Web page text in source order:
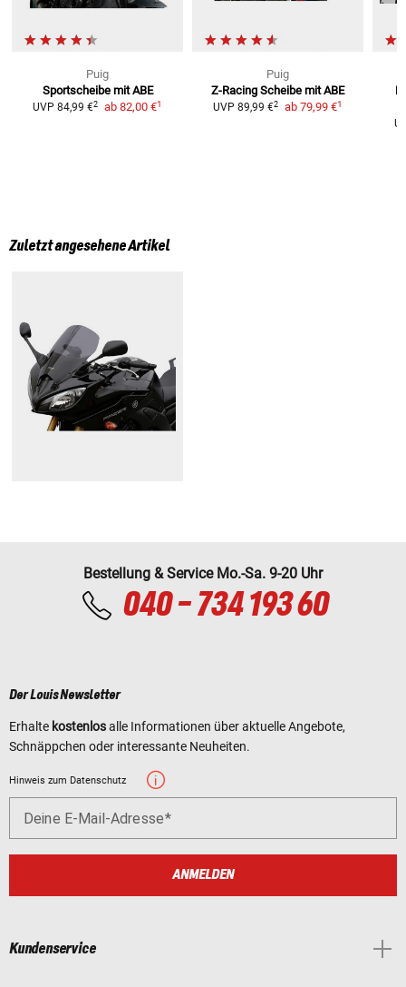
Puig
Sportscheibe mit ABE
UVP 84,99 €2 ab 82,00 €1
Puig
Z-Racing Scheibe mit ABE
UVP 89,99 €2 ab 79,99 €1
Zuletzt angesehene Artikel
Bestellung & Service Mo.-Sa. 9-20 Uhr
040 - 734 193 60
Der Louis Newsletter
Erhalte kostenlosalle Informationen über aktuelle Angebote,
Schnäppchen oder interessante Neuheiten.
Hinweis zum Datenschutz
Deine E-Mail-Adresse
ANMELDEN
Kundenservice